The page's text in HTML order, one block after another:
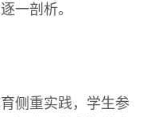
一剖析。
侧重实践，学生参